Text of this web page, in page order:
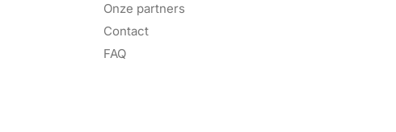
Onze partners
Contact
FAQ